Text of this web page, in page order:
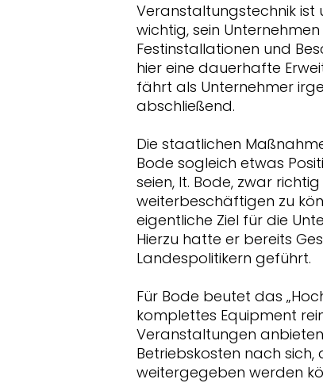
Veranstaltungstechnik ist
wichtig, sein
Festinstallationen und
hier eine dauerhafte
fährt als Unternehmer
abschließend.
Die staatlichen
Bode sogleich etwas
seien, lt. Bode, zwar
weiterbeschäftigen zu
eigentliche Ziel für die
Hierzu hatte er bereits
Landespolitikern geführt.
Für Bode beutet das
komplettes Equipment
Veranstaltungen
Betriebskosten nach sich,
weitergegeben werden